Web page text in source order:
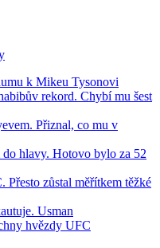
k Mikeu Tysonovi
rekord. Chybí mu šest
Přiznal, co mu v
hlavy. Hotovo bylo za 52
zůstal měřítkem těžké
Usman
hvězdy UFC